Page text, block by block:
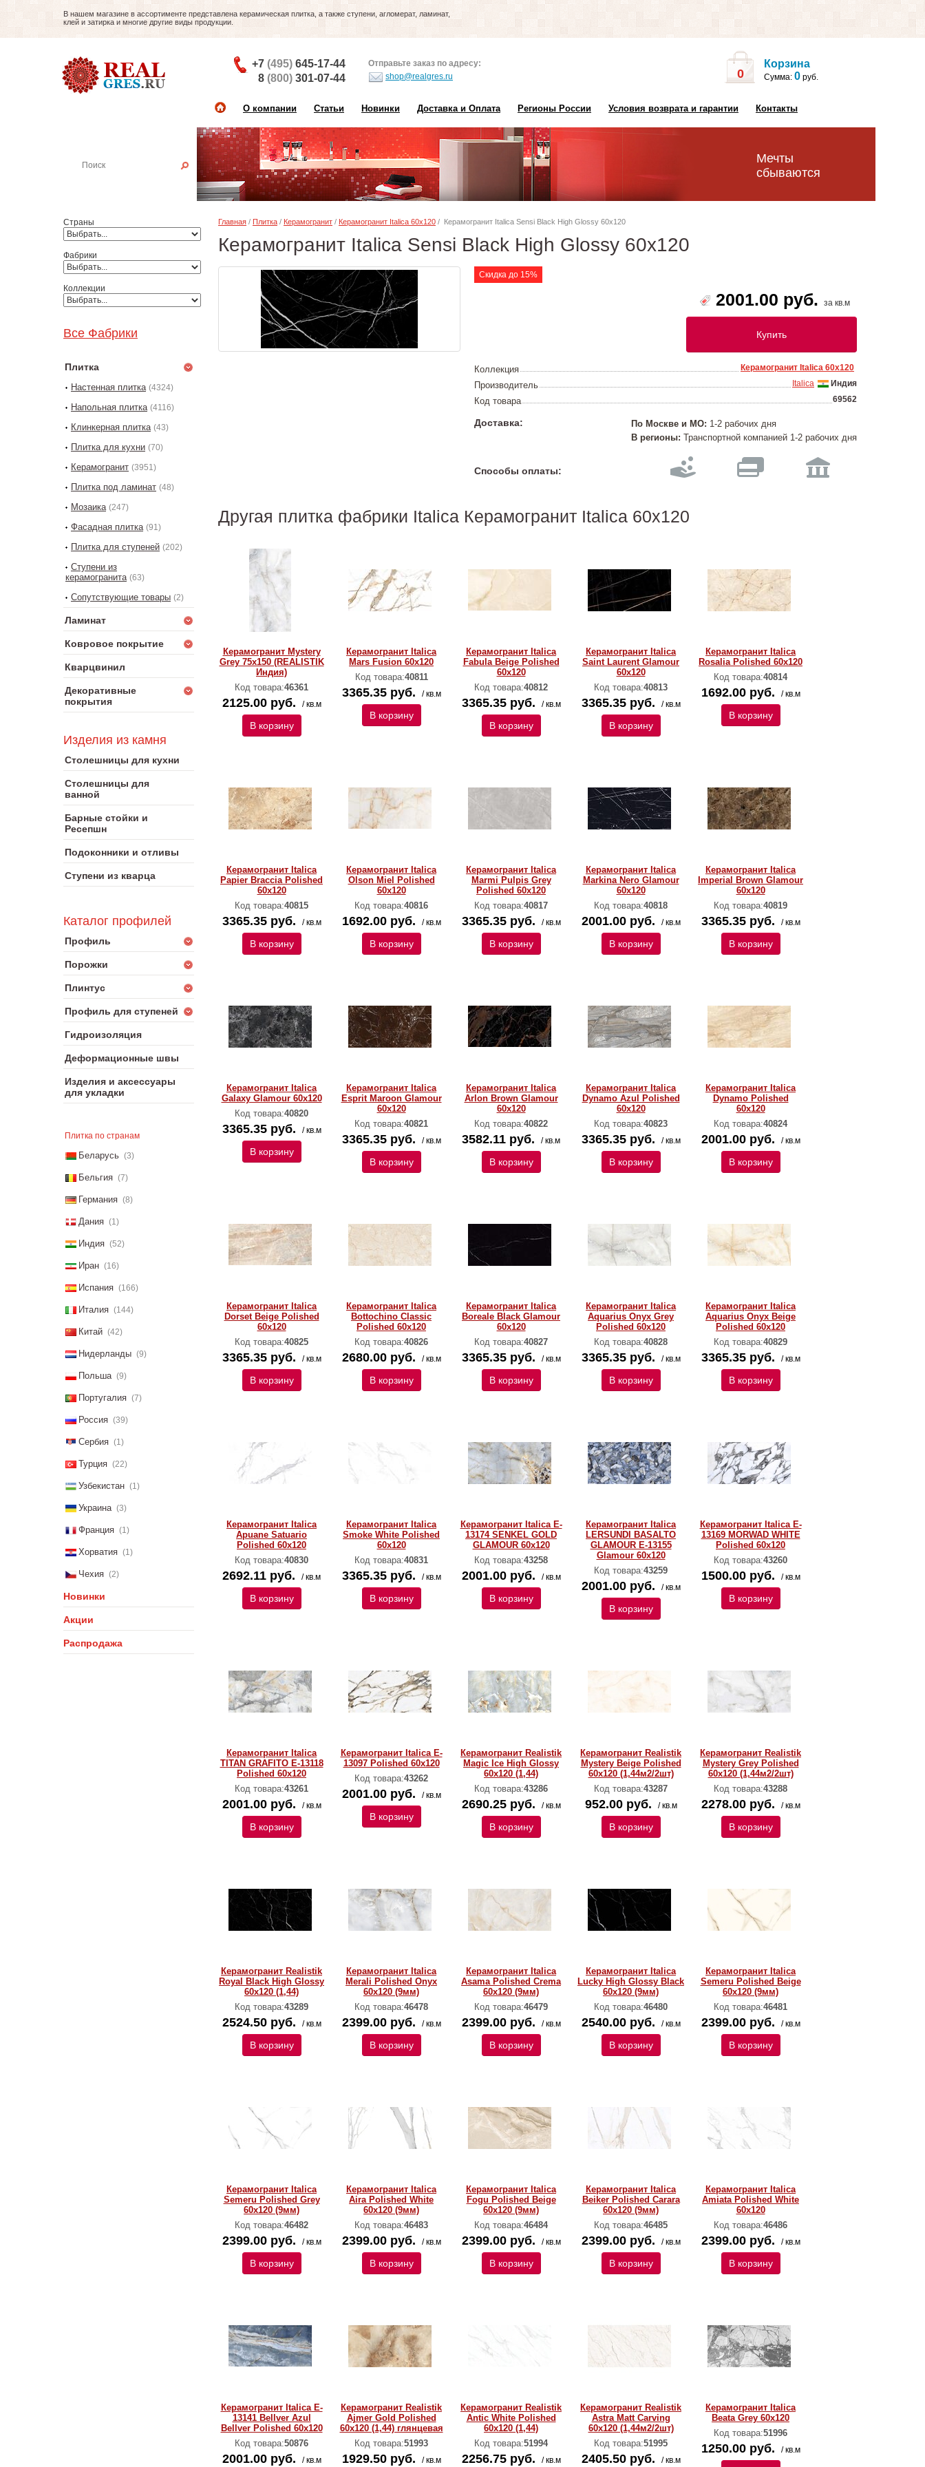
В нашем магазине в ассортименте представлена керамическая плитка, а также ступени, агломерат, ламинат,
клей и затирка и многие другие виды продукции.
+7 (495) 645-17-44
8 (800) 301-07-44
Отправьте заказ по адресу:
shop@realgres.ru
0
Корзина
Сумма: 0 руб.
О компании Статьи Новинки Доставка и Оплата Регионы России Условия возврата и гарантии Контакты
Мечты
сбываются
Страны
Фабрики
Коллекции
Все Фабрики
Плитка
Настенная плитка (4324)
Напольная плитка (4116)
Клинкерная плитка (43)
Плитка для кухни (70)
Керамогранит (3951)
Плитка под ламинат (48)
Мозаика (247)
Фасадная плитка (91)
Плитка для ступеней (202)
Ступени из
керамогранита (63)
Сопутствующие товары (2)
Ламинат
Ковровое покрытие
Кварцвинил
Декоративные
покрытия
Изделия из камня
Столешницы для кухни
Столешницы для
ванной
Барные стойки и
Ресепшн
Подоконники и отливы
Ступени из кварца
Каталог профилей
Профиль
Порожки
Плинтус
Профиль для ступеней
Гидроизоляция
Деформационные швы
Изделия и аксессуары
для укладки
Плитка по странам
Беларусь (3)
Бельгия (7)
Германия (8)
Дания (1)
Индия (52)
Иран (16)
Испания (166)
Италия (144)
Китай (42)
Нидерланды (9)
Польша (9)
Португалия (7)
Россия (39)
Сербия (1)
Турция (22)
Узбекистан (1)
Украина (3)
Франция (1)
Хорватия (1)
Чехия (2)
Новинки
Акции
Распродажа
Главная / Плитка / Керамогранит / Керамогранит Italica 60х120 / Керамогранит Italica Sensi Black High Glossy 60х120
Керамогранит Italica Sensi Black High Glossy 60х120
Скидка до 15%
2001.00 руб. за кв.м
Купить
Коллекция Керамогранит Italica 60х120
Производитель Индия
Italica
Код товара 69562
Доставка: По Москве и МО: 1-2 рабочих дня
В регионы: Транспортной компанией 1-2 рабочих дня
Способы оплаты:
Другая плитка фабрики Italica Керамогранит Italica 60х120
Керамогранит Mystery
Grey 75x150 (REALISTIK
Индия)
Код товара:46361
2125.00 руб. / кв.м
В корзину
Керамогранит Italica
Mars Fusion 60х120
Код товара:40811
3365.35 руб. / кв.м
В корзину
Керамогранит Italica
Fabula Beige Polished
60х120
Код товара:40812
3365.35 руб. / кв.м
В корзину
Керамогранит Italica
Saint Laurent Glamour
60х120
Код товара:40813
3365.35 руб. / кв.м
В корзину
Керамогранит Italica
Rosalia Polished 60х120
Код товара:40814
1692.00 руб. / кв.м
В корзину
Керамогранит Italica
Papier Braccia Polished
60х120
Код товара:40815
3365.35 руб. / кв.м
В корзину
Керамогранит Italica
Olson Miel Polished
60х120
Код товара:40816
1692.00 руб. / кв.м
В корзину
Керамогранит Italica
Marmi Pulpis Grey
Polished 60х120
Код товара:40817
3365.35 руб. / кв.м
В корзину
Керамогранит Italica
Markina Nero Glamour
60х120
Код товара:40818
2001.00 руб. / кв.м
В корзину
Керамогранит Italica
Imperial Brown Glamour
60х120
Код товара:40819
3365.35 руб. / кв.м
В корзину
Керамогранит Italica
Galaxy Glamour 60х120
Код товара:40820
3365.35 руб. / кв.м
В корзину
Керамогранит Italica
Esprit Maroon Glamour
60х120
Код товара:40821
3365.35 руб. / кв.м
В корзину
Керамогранит Italica
Arlon Brown Glamour
60х120
Код товара:40822
3582.11 руб. / кв.м
В корзину
Керамогранит Italica
Dynamo Azul Polished
60х120
Код товара:40823
3365.35 руб. / кв.м
В корзину
Керамогранит Italica
Dynamo Polished
60х120
Код товара:40824
2001.00 руб. / кв.м
В корзину
Керамогранит Italica
Dorset Beige Polished
60х120
Код товара:40825
3365.35 руб. / кв.м
В корзину
Керамогранит Italica
Bottochino Classic
Polished 60х120
Код товара:40826
2680.00 руб. / кв.м
В корзину
Керамогранит Italica
Boreale Black Glamour
60х120
Код товара:40827
3365.35 руб. / кв.м
В корзину
Керамогранит Italica
Aquarius Onyx Grey
Polished 60х120
Код товара:40828
3365.35 руб. / кв.м
В корзину
Керамогранит Italica
Aquarius Onyx Beige
Polished 60х120
Код товара:40829
3365.35 руб. / кв.м
В корзину
Керамогранит Italica
Apuane Satuario
Polished 60х120
Код товара:40830
2692.11 руб. / кв.м
В корзину
Керамогранит Italica
Smoke White Polished
60х120
Код товара:40831
3365.35 руб. / кв.м
В корзину
Керамогранит Italica E-
13174 SENKEL GOLD
GLAMOUR 60х120
Код товара:43258
2001.00 руб. / кв.м
В корзину
Керамогранит Italica
LERSUNDI BASALTO
GLAMOUR E-13155
Glamour 60х120
Код товара:43259
2001.00 руб. / кв.м
В корзину
Керамогранит Italica E-
13169 MORWAD WHITE
Polished 60х120
Код товара:43260
1500.00 руб. / кв.м
В корзину
Керамогранит Italica
TITAN GRAFITO E-13118
Polished 60х120
Код товара:43261
2001.00 руб. / кв.м
В корзину
Керамогранит Italica E-
13097 Polished 60х120
Код товара:43262
2001.00 руб. / кв.м
В корзину
Керамогранит Realistik
Magic Ice High Glossy
60х120 (1,44)
Код товара:43286
2690.25 руб. / кв.м
В корзину
Керамогранит Realistik
Mystery Beige Polished
60х120 (1,44м2/2шт)
Код товара:43287
952.00 руб. / кв.м
В корзину
Керамогранит Realistik
Mystery Grey Polished
60х120 (1,44м2/2шт)
Код товара:43288
2278.00 руб. / кв.м
В корзину
Керамогранит Realistik
Royal Black High Glossy
60х120 (1,44)
Код товара:43289
2524.50 руб. / кв.м
В корзину
Керамогранит Italica
Merali Polished Onyx
60х120 (9мм)
Код товара:46478
2399.00 руб. / кв.м
В корзину
Керамогранит Italica
Asama Polished Crema
60х120 (9мм)
Код товара:46479
2399.00 руб. / кв.м
В корзину
Керамогранит Italica
Lucky High Glossy Black
60х120 (9мм)
Код товара:46480
2540.00 руб. / кв.м
В корзину
Керамогранит Italica
Semeru Polished Beige
60х120 (9мм)
Код товара:46481
2399.00 руб. / кв.м
В корзину
Керамогранит Italica
Semeru Polished Grey
60х120 (9мм)
Код товара:46482
2399.00 руб. / кв.м
В корзину
Керамогранит Italica
Aira Polished White
60х120 (9мм)
Код товара:46483
2399.00 руб. / кв.м
В корзину
Керамогранит Italica
Fogu Polished Beige
60х120 (9мм)
Код товара:46484
2399.00 руб. / кв.м
В корзину
Керамогранит Italica
Beiker Polished Carara
60х120 (9мм)
Код товара:46485
2399.00 руб. / кв.м
В корзину
Керамогранит Italica
Amiata Polished White
60х120
Код товара:46486
2399.00 руб. / кв.м
В корзину
Керамогранит Italica E-
13141 Bellver Azul
Bellver Polished 60х120
Код товара:50876
2001.00 руб. / кв.м
Керамогранит Realistik
Ajmer Gold Polished
60x120 (1,44) глянцевая
Код товара:51993
1929.50 руб. / кв.м
Керамогранит Realistik
Antic White Polished
60x120 (1,44)
Код товара:51994
2256.75 руб. / кв.м
Керамогранит Realistik
Astra Matt Carving
60x120 (1,44м2/2шт)
Код товара:51995
2405.50 руб. / кв.м
Керамогранит Italica
Beata Grey 60x120
Код товара:51996
1250.00 руб. / кв.м